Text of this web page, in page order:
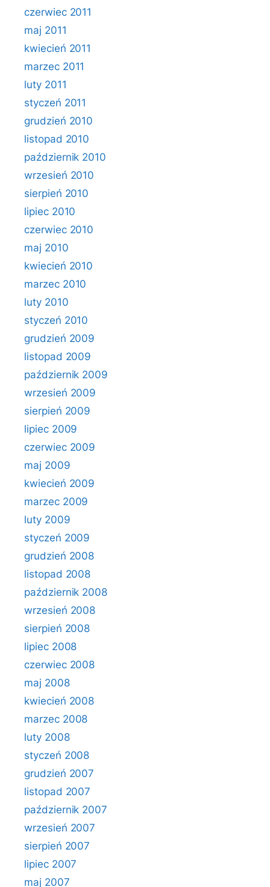
czerwiec 2011
maj 2011
kwiecień 2011
marzec 2011
luty 2011
styczeń 2011
grudzień 2010
listopad 2010
październik 2010
wrzesień 2010
sierpień 2010
lipiec 2010
czerwiec 2010
maj 2010
kwiecień 2010
marzec 2010
luty 2010
styczeń 2010
grudzień 2009
listopad 2009
październik 2009
wrzesień 2009
sierpień 2009
lipiec 2009
czerwiec 2009
maj 2009
kwiecień 2009
marzec 2009
luty 2009
styczeń 2009
grudzień 2008
listopad 2008
październik 2008
wrzesień 2008
sierpień 2008
lipiec 2008
czerwiec 2008
maj 2008
kwiecień 2008
marzec 2008
luty 2008
styczeń 2008
grudzień 2007
listopad 2007
październik 2007
wrzesień 2007
sierpień 2007
lipiec 2007
maj 2007